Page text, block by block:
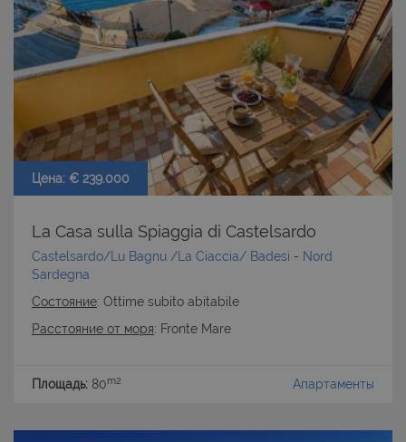
Цена: € 239.000
La Casa sulla Spiaggia di Castelsardo
Castelsardo/Lu Bagnu /La Ciaccia/ Badesi - Nord
Sardegna
Состояние: Ottime subito abitabile
Расстояние от моря: Fronte Mare
Площадь: 80m2 Апартаменты